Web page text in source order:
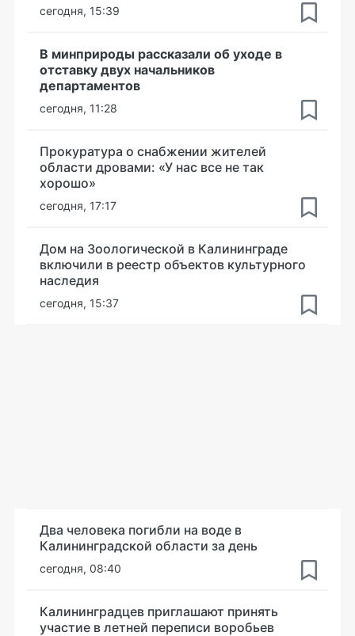
сегодня, 15:39
В минприроды рассказали об уходе в
отставку двух начальников
департаментов
сегодня, 11:28
Прокуратура о снабжении жителей
области дровами: «У нас все не так
хорошо»
сегодня, 17:17
Дом на Зоологической в Калининграде
включили в реестр объектов культурного
наследия
сегодня, 15:37
Два человека погибли на воде в
Калининградской области за день
сегодня, 08:40
Калининградцев приглашают принять
участие в летней переписи воробьев